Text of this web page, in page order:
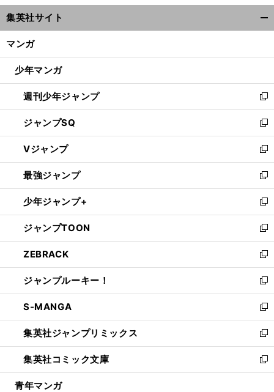
ウ
ィ
ン
ウ
開
く
集英社サイト
マンガ
少年マンガ
週刊少年ジャンプ
新
し
い
ウ
ィ
ン
ド
ウ
で
開
く
ジャンプSQ
新
し
い
ウ
ィ
ン
ド
ウ
で
開
く
Vジャンプ
新
し
い
ウ
ィ
ン
ド
ウ
で
開
く
最強ジャンプ
新
し
い
ウ
ィ
ン
ド
ウ
で
開
く
少年ジャンプ+
新
し
い
ウ
ィ
ン
ド
ウ
で
開
く
ジャンプTOON
新
し
い
ウ
ィ
ン
ド
ウ
で
開
く
ZEBRACK
新
し
い
ウ
ィ
ン
ド
ウ
で
開
ジャンプルーキー！
新
し
い
ウ
ィ
ン
ド
ウ
S-MANGA
新
し
い
ウ
ィ
ン
集英社ジャンプリミックス
新
し
い
ウ
集英社コミック文庫
新
し
青年マンガ